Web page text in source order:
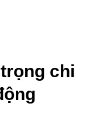
chi